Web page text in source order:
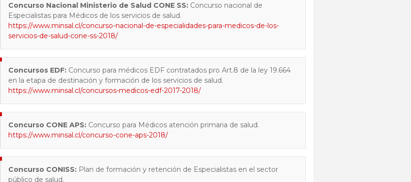
Concurso Nacional Ministerio de Salud CONE SS: Concurso nacional de
Especialistas para Médicos de los servicios de salud.
https://www.minsal.cl/concurso-nacional-de-especialidades-para-medicos-de-los-
servicios-de-salud-cone-ss-2018/
Concursos EDF: Concurso para médicos EDF contratados pro Art.8 de la ley 19.664
en la etapa de destinación y formación de los servicios de salud.
https://www.minsal.cl/concursos-medicos-edf-2017-2018/
Concurso CONE APS: Concurso para Médicos atención primaria de salud.
https://www.minsal.cl/concurso-cone-aps-2018/
Concurso CONISS: Plan de formación y retención de Especialistas en el sector
público de salud.